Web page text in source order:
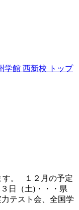
学館 西新校 トップ
す。 １２月の予定
日（土)・・・県
テスト会、全国学